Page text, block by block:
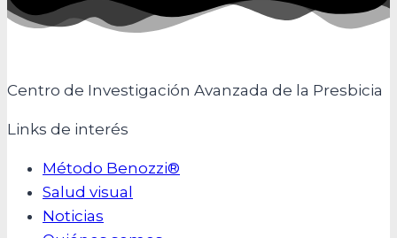
Centro de Investigación Avanzada de la Presbicia
Links de interés
Método Benozzi®
Salud visual
Noticias